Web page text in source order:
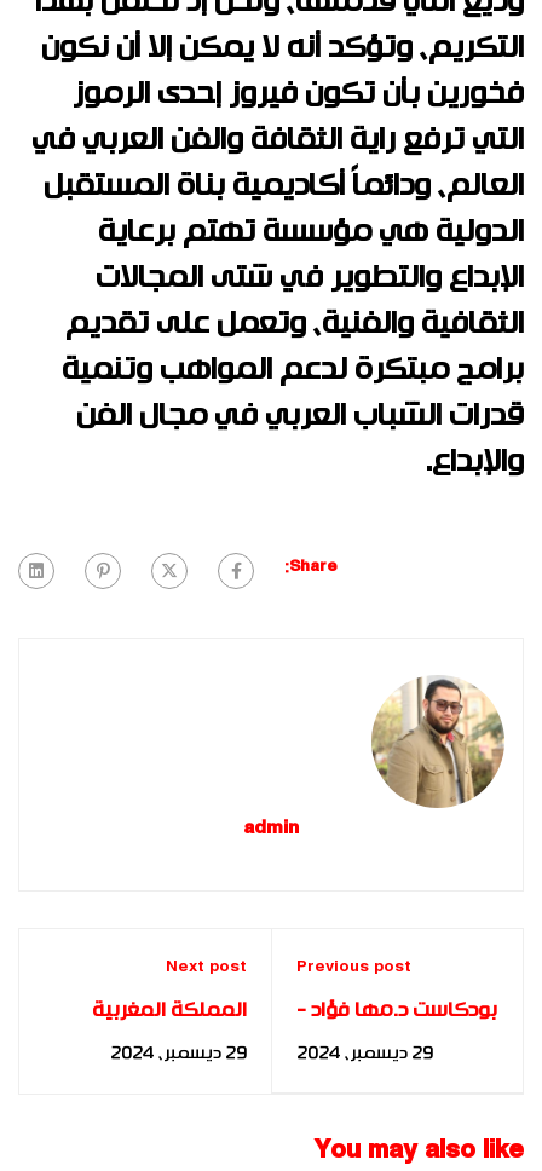
التكريم، وتؤكد أنه لا يمكن إلا أن نكون
فخورين بأن تكون فيروز إحدى الرموز
التي ترفع راية الثقافة والفن العربي في
العالم، ودائماً أكاديمية بناة المستقبل
الدولية هي مؤسسة تهتم برعاية
الإبداع والتطوير في شتى المجالات
الثقافية والفنية، وتعمل على تقديم
برامج مبتكرة لدعم المواهب وتنمية
قدرات الشباب العربي في مجال الفن
والإبداع.
Share:
admin
Previous post
بودكاست د.مها فؤاد -
أ/احمد وصفي -
29 ديسمبر، 2024
Next post
المملكة المغربية
تحتضن اجتماعًا أكاديميًا
29 ديسمبر، 2024
You may also like